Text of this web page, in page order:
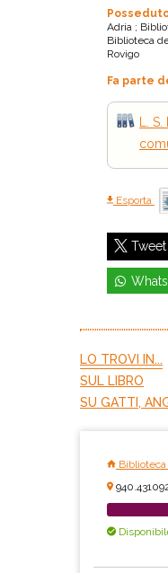
Adria ;
Biblioteca
Rovigo
Fa parte
L.
Esporta
Tweet
LO TROVI IN...
SUL LIBRO
SU GATTI,